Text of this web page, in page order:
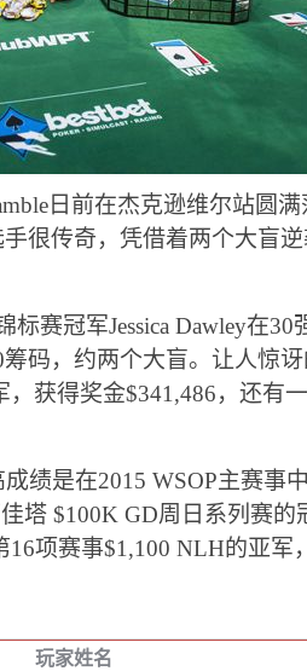
日前在杰克逊维尔站圆
很传奇，凭借着两个大盲
标赛冠军Jessica Dawley在
码，约两个大盲。让人惊
获得奖金$341,486，还有
绩是在2015 WSOP主赛事
塔 $100K GD周日系列赛的
项赛事$1,100 NLH的亚军
玩家姓名